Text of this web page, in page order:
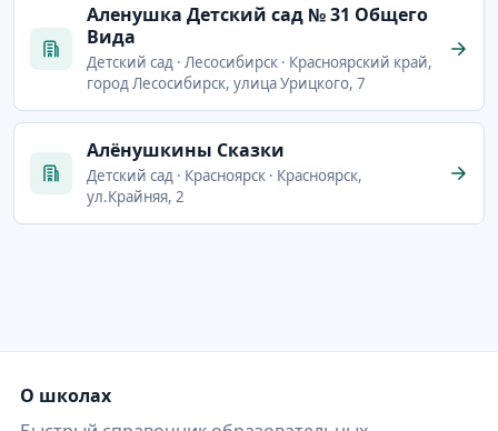
Аленушка Детский сад № 31 Общего
Вида
Детский сад · Лесосибирск · Красноярский край,
город Лесосибирск, улица Урицкого, 7
Алёнушкины Сказки
Детский сад · Красноярск · Красноярск,
ул.Крайняя, 2
О школах